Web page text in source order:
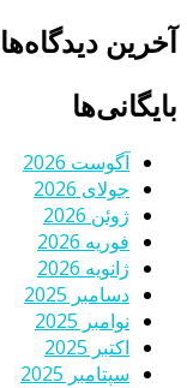
آخرین دیدگاه‌ها
بایگانی‌ها
آگوست 2026
جولای 2026
ژوئن 2026
فوریه 2026
ژانویه 2026
دسامبر 2025
نوامبر 2025
اکتبر 2025
سپتامبر 2025